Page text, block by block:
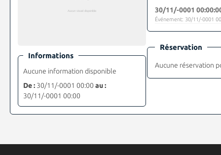
Informations
Aucune information disponible
De :30/11/-0001 00:00 au :
30/11/-0001 00:00
30/11/-0001
Événement: 30/11/-0001
Réservation
Aucune réservation